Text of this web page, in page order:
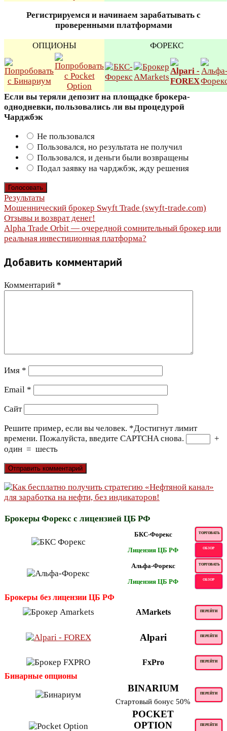
Регистрируемся и начинаем зарабатывать с
проверенными платформами
ОПЦИОНЫ ФОРЕКС
Если вы теряли депозит на площадке брокера-
однодневки, пользовались ли вы процедурой
Чарджбэк
Не пользовался
Пользовался, но результата не получил
Пользовался, и деньги были возвращены
Подал заявку на чарджбэк, жду решения
Результаты
Навигация
по
записям
Мошеннический брокер Swyft Trade (swyft-trade.com)
Отзывы и возврат денег!
Alpha Trade Orbit — очередной сомнительный брокер или
реальная инвестиционная платформа?
Добавить комментарий
Комментарий *
Имя *
Email *
Сайт
Решите пример, если вы человек. *Достигнут лимит
времени. Пожалуйста, введите CAPTCHA снова.
+
один = шесть
Брокеры Форекс с лицензией ЦБ РФ
БКС-Форекс ТОРГОВАТЬ
Лицензия ЦБ РФ ОБЗОР
Альфа-Форекс ТОРГОВАТЬ
Лицензия ЦБ РФ ОБЗОР
Брокеры без лицензии ЦБ РФ
AMarkets
ПЕРЕЙТИ
Alpari ПЕРЕЙТИ
FxPro ПЕРЕЙТИ
Бинарные опционы
BINARIUM ПЕРЕЙТИ
Стартовый бонус 50%
POCKET
OPTION
ПЕРЕЙТИ